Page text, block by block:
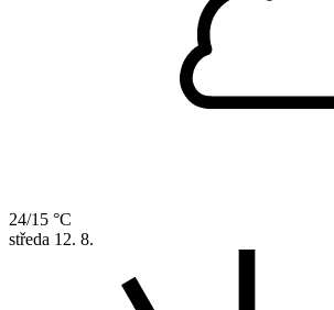
24/15 °C
středa 12. 8.